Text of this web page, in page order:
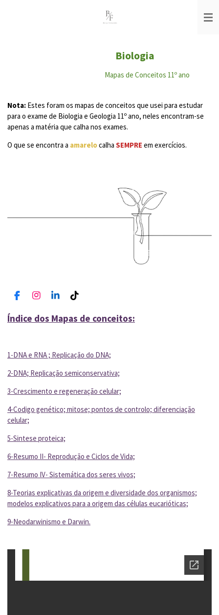
Biologia
Mapas de Conceitos 11º ano
Nota: Estes foram os mapas de conceitos que usei para estudar
para o exame de Biologia e Geologia 11º ano, neles encontram-se
apenas a matéria que calha nos exames.
O que se encontra a amarelocalha SEMPRE em exercícios.
F
c
e
o
k
I
s
t
r
a
m
L
n
k
I
n
T
k
T
Índice dos Mapas de conceitos:
1-DNA e RNA ; Replicação do DNA;
2-DNA; Replicação semiconservativa;
3-Crescimento e regeneração celular;
4-Codigo genético; mitose; pontos de controlo; diferenciação
celular;
5-Sintese proteica;
6-Resumo II- Reprodução e Ciclos de Vida;
7-Resumo IV- Sistemática dos seres vivos;
8-Teorias explicativas da origem e diversidade dos organismos;
modelos explicativos para a origem das células eucarióticas;
9-Neodarwinismo e Darwin.